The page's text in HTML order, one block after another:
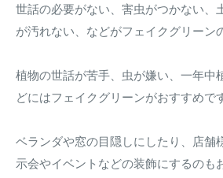
世話の必要がない、害虫がつかない、
が汚れない、などがフェイクグリーン
植物の世話が苦手、虫が嫌い、一年中
どにはフェイクグリーンがおすすめで
ベランダや窓の目隠しにしたり、店舗
示会やイベントなどの装飾にするのも